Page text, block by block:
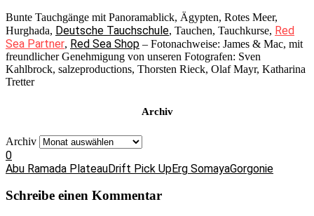
Bunte Tauchgänge mit Panoramablick, Ägypten, Rotes Meer,
Hurghada, Deutsche Tauchschule, Tauchen, Tauchkurse, Red
Sea Partner, Red Sea Shop – Fotonachweise: James & Mac, mit
freundlicher Genehmigung von unseren Fotografen: Sven
Kahlbrock, salzeproductions, Thorsten Rieck, Olaf Mayr, Katharina
Tretter
Archiv
Archiv
0
Abu Ramada PlateauDrift Pick UpErg SomayaGorgonie
Schreibe einen Kommentar